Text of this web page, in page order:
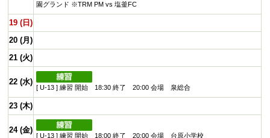
園グランド ※TRM PM vs 塩釜FC
19 (日)
20 (月)
21 (火)
22 (水)
[ U-13 ] 練習 開始 18:30 終了 20:00 会場 泉総合
23 (木)
24 (金)
[ U-13 ] 練習 開始 18:00 終了 20:00 会場 台原小学校